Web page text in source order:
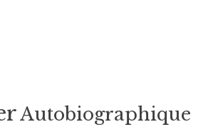
Autobiographique